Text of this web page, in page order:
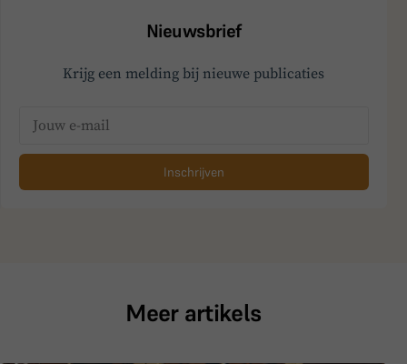
Nieuwsbrief
Krijg een melding bij nieuwe publicaties
Inschrijven
Meer artikels